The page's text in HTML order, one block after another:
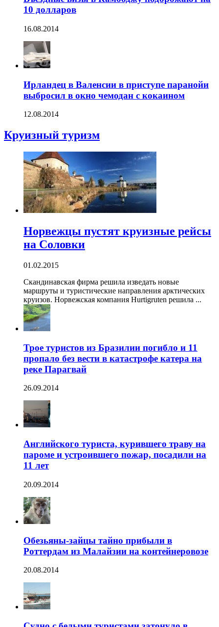
10 долларов
16.08.2014
Ирландец в Валенсии в приступе паранойи
выбросил в окно чемодан с кокаином
12.08.2014
Круизный туризм
Норвежцы пустят круизные рейсы
на Соловки
01.02.2015
Скандинавская фирма решила изведать новые
маршруты и туристические направления арктических
круизов. Норвежская компания Hurtigruten решила ...
Трое туристов из Бразилии погибло и 11
пропало без вести в катастрофе катера на
реке Парагвай
26.09.2014
Английского туриста, курившего траву на
пароме и устроившего пожар, посадили на
11 лет
20.09.2014
Обезьяны-зайцы тайно прибыли в
Роттердам из Малайзии на контейнеровозе
20.08.2014